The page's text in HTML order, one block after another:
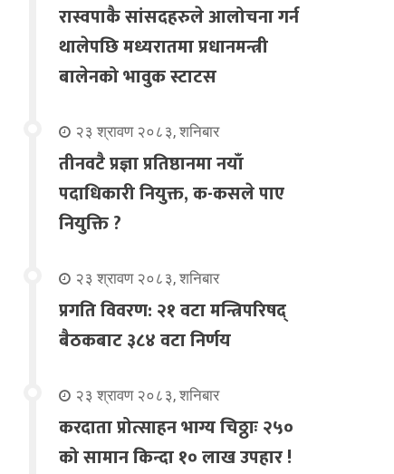
रास्वपाकै सांसदहरुले आलोचना गर्न
थालेपछि मध्यरातमा प्रधानमन्त्री
बालेनको भावुक स्टाटस
२३ श्रावण २०८३, शनिबार
तीनवटै प्रज्ञा प्रतिष्ठानमा नयाँ
पदाधिकारी नियुक्त, क-कसले पाए
नियुक्ति ?
२३ श्रावण २०८३, शनिबार
प्रगति विवरण: २१ वटा मन्त्रिपरिषद्
बैठकबाट ३८४ वटा निर्णय
२३ श्रावण २०८३, शनिबार
करदाता प्रोत्साहन भाग्य चिठ्ठाः २५०
को सामान किन्दा १० लाख उपहार !